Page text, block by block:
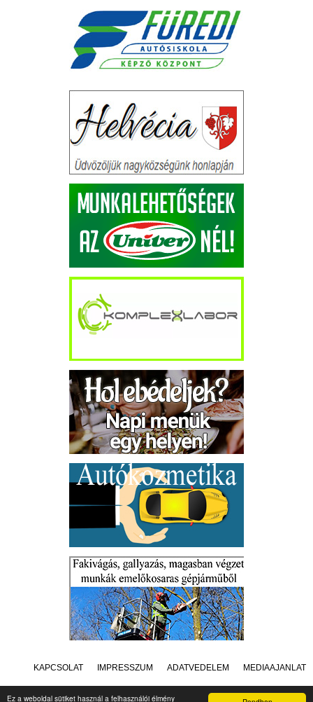
Ez a weboldal sütiket használ a felhasználói élmény
KAPCSOLAT IMPRESSZUM ADATVÉDELEM MÉDIAAJÁNLAT